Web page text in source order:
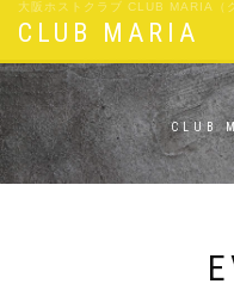
大阪ホストクラブ CLUB MARIA（
CLUB MARIA
CLUB